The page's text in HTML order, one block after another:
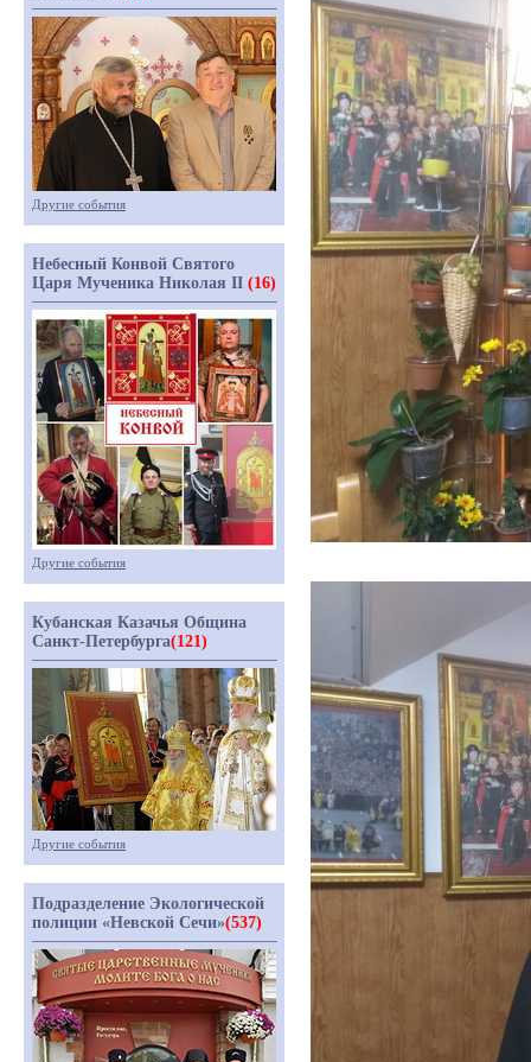
Другие события
Небесный Конвой Святого
Царя Мученика Николая II (16)
Другие события
Кубанская Казачья Община
Санкт-Петербурга(121)
Другие события
Подразделение Экологической
полиции «Невской Сечи»(537)